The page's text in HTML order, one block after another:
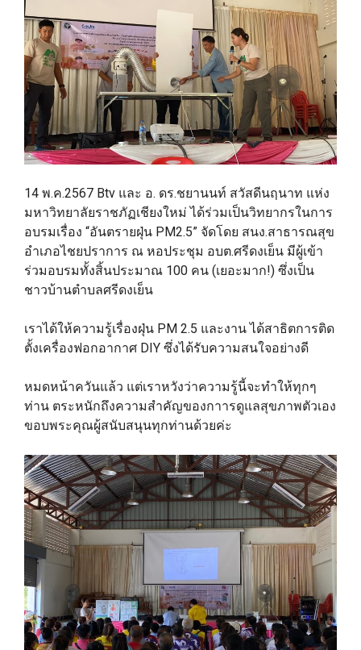
14 พ.ค.2567 Btv และ อ. ดร.ชยานนท์ สวัสดีนฤนาท แห่ง
มหาวิทยาลัยราชภัฏเชียงใหม่ ได้ร่วมเป็นวิทยากรในการ
อบรมเรื่อง “อันตรายฝุ่น PM2.5” จัดโดย สนง.สาธารณสุข
อำเภอไชยปราการ ณ หอประชุม อบต.ศรีดงเย็น มีผู้เข้า
ร่วมอบรมทั้งสิ้นประมาณ 100 คน (เยอะมาก!) ซึ่งเป็น
ชาวบ้านตำบลศรีดงเย็น
เราได้ให้ความรู้เรื่องฝุ่น PM 2.5 และงาน ได้สาธิตการติด
ตั้งเครื่องฟอกอากาศ DIY ซึ่งได้รับความสนใจอย่างดี
หมดหน้าควันแล้ว แต่เราหวังว่าความรู้นี้จะทำให้ทุกๆ
ท่าน ตระหนักถึงความสำคัญของกาารดูแลสุขภาพตัวเอง
ขอบพระคุณผู้สนับสนุนทุกท่านด้วยค่ะ